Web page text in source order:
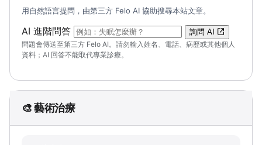
用自然語言提問，由第三方 Felo AI 協助搜尋本站文章。
AI 進階問答 （可輸入自然語言問題；送出後會開啟 Felo
詢問 AI
問題會傳送至第三方 Felo AI。請勿輸入姓名、電話、病歷或其他個人
資料；AI 回答不能取代專業診療。
🎨 藝術治療